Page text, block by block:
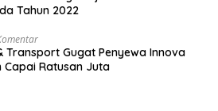
Tahun 2022
Transport Gugat Penyewa Innova
Capai Ratusan Juta